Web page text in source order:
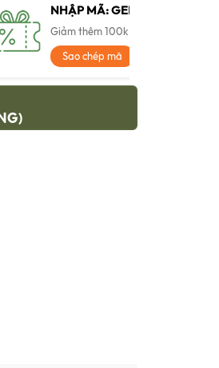
NHẬP MÃ: GENTO100K
Giảm thêm 100k cho đơn hàng từ
Sao chép mã